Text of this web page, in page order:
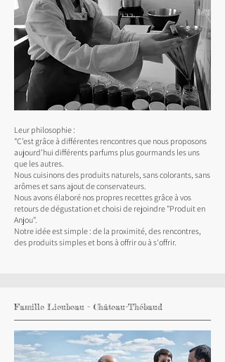
Leur philosophie :
"C’est grâce à différentes rencontres que nous proposons
aujourd’hui différents parfums plus gourmands les uns
que les autres.
Nous cuisinons des produits naturels, sans colorants, sans
arômes et sans ajout de conservateurs.
Nous avons élaboré nos propres recettes grâce à vos
retours de dégustation et choisi de rejoindre "Produit en
Anjou".
Notre idée est simple : de la proximité, des rencontres,
des produits simples et bons à offrir ou à s'offrir.
Famille Lieubeau - Château-Thébaud